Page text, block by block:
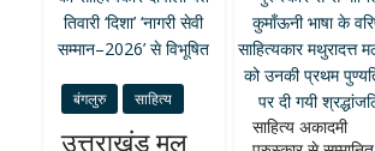
बंगलुरु साहित्य
उत्तराखंड मूल
साहित्य अकादमी